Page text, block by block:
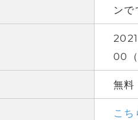
ン
00（
無料
こち